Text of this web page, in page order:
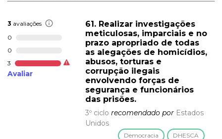
3 avaliações
0
0
3
Avaliar
61. Realizar investigações
meticulosas, imparciais e no
prazo apropriado de todas
as alegações de homicídios,
abusos, torturas e
corrupção ilegais
envolvendo forças de
segurança e funcionários
das prisões.
3º ciclo recomendado por Estados
Unidos
Democracia DHESCA